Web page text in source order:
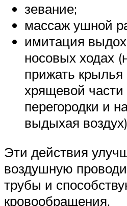
зевание;
массаж ушной
имитация
носовых ходах
прижать крылья
хрящевой части
перегородки и
выдыхая
Эти действия
воздушную
трубы и
кровообращения.